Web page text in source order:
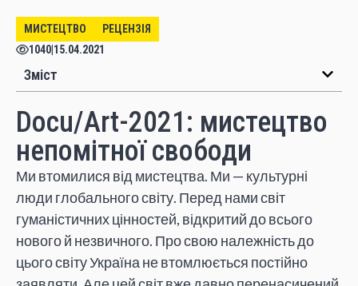
МИСТЕЦТВО
РЕЦЕНЗІЯ
1040 15.04.2021
Зміст
Docu/Аrt-2021: мистецтво
непомітної свободи
Ми втомилися від мистецтва. Ми — культурні
люди глобального світу. Перед нами світ
гуманістичних цінностей, відкритий до всього
нового й незвичного. Про свою належність до
цього світу Україна не втомлюється постійно